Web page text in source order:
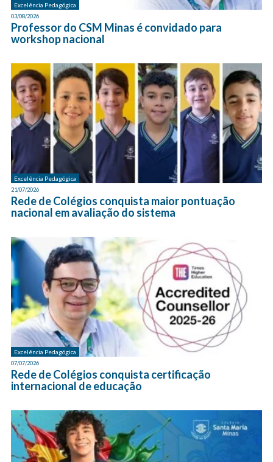
Excelência Pedagógica
03/08/2026
Professor do CSM Minas é convidado para
workshop nacional
Excelência Pedagógica
21/07/2026
Rede de Colégios conquista maior pontuação
nacional em avaliação do sistema
Excelência Pedagógica
07/07/2026
Rede de Colégios conquista certificação
internacional de educação